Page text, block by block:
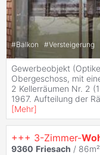
#Balkon #Versteigerung
Gewerbeobjekt
Obergeschoss, mit
2 Kellerräumen Nr. 2
1967. Aufteilung der
[Mehr]
+++ 3-Zimmer-
9360 Friesach /